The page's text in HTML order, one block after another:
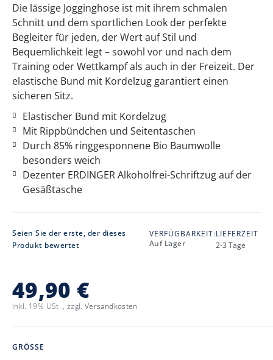
Die lässige Jogginghose ist mit ihrem schmalen
Schnitt und dem sportlichen Look der perfekte
Begleiter für jeden, der Wert auf Stil und
Bequemlichkeit legt – sowohl vor und nach dem
Training oder Wettkampf als auch in der Freizeit. Der
elastische Bund mit Kordelzug garantiert einen
sicheren Sitz.
Elastischer Bund mit Kordelzug
Mit Rippbündchen und Seitentaschen
Durch 85% ringgesponnene Bio Baumwolle
besonders weich
Dezenter ERDINGER Alkoholfrei-Schriftzug auf der
Gesäßtasche
Seien Sie der erste, der dieses
Produkt bewertet
VERFÜGBARKEIT:
Auf Lager
LIEFERZEIT
2-3 Tage
49,90 €
Inkl. 19% USt. , zzgl.Versandkosten
GRÖSSE